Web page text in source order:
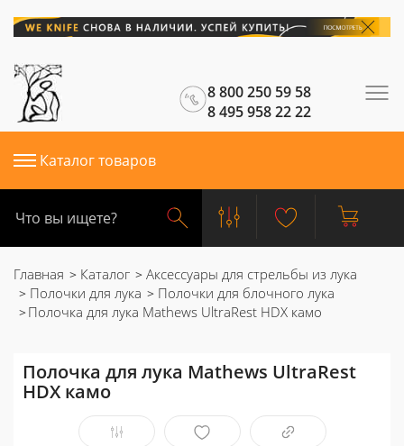
8 800 250 59 58
8 495 958 22 22
Каталог товаров
Главная Каталог
Аксессуары для стрельбы из лука
Полочки для лука
Полочки для блочного лука
Полочка для лука Mathews UltraRest HDX камо
Полочка для лука Mathews UltraRest
HDX камо